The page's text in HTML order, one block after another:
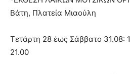
Βάτη, Πλατεία Μιαούλη
Τετάρτη 28 έως Σάββατο 31.08:
21.00